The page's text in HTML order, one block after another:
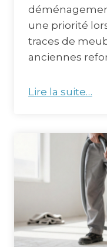
une priorité
traces de
anciennes
Lire la suite…